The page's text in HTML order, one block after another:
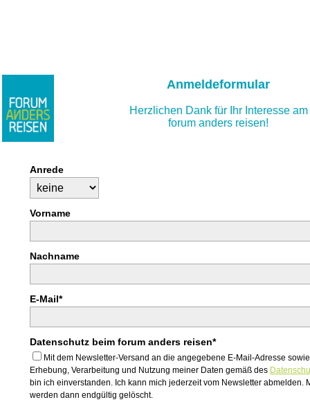
Anmeldeformular
Herzlichen Dank für Ihr Interesse am
forum anders reisen!
Anrede
Vorname
Nachname
E-Mail*
Datenschutz beim forum anders reisen*
Mit dem Newsletter-Versand an die angegebene E-Mail-Adresse
Erhebung, Verarbeitung und Nutzung meiner Daten gemäß des
bin ich einverstanden. Ich kann mich jederzeit vom Newsletter abmelden.
werden dann endgültig gelöscht.